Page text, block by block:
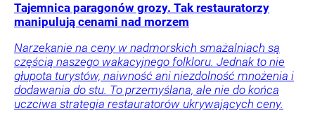
Tajemnica paragonów grozy. Tak restauratorzy
manipulują cenami nad morzem
Narzekanie na ceny w nadmorskich smażalniach są
częścią naszego wakacyjnego folkloru. Jednak to nie
głupota turystów, naiwność ani niezdolność mnożenia i
dodawania do stu. To przemyślana, ale nie do końca
uczciwa strategia restauratorów ukrywających ceny.